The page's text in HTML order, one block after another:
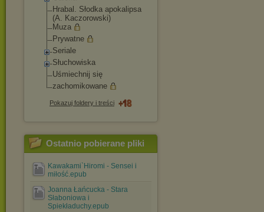
Hrabal. Słodka apokalipsa
(A. Kaczorowski)
Muza
Prywatne
Seriale
Słuchowiska
Uśmiechnij się
zachomikowane
Pokazuj foldery i treści
Ostatnio pobierane pliki
Kawakami`Hiromi - Sensei i
miłość.epub
Joanna Łańcucka - Stara
Słaboniowa i
Spiekładuchy.epub